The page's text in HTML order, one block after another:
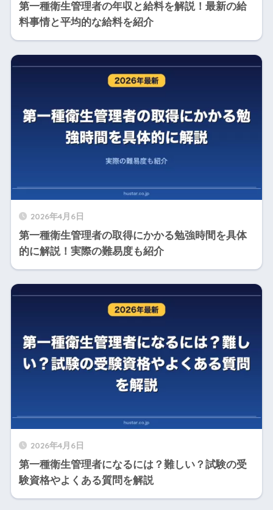
第一種衛生管理者の年収と給料を解説！最新の給
料事情と平均的な給料を紹介
2026年4月6日
第一種衛生管理者の取得にかかる勉強時間を具体
的に解説！実際の難易度も紹介
2026年4月6日
第一種衛生管理者になるには？難しい？試験の受
験資格やよくある質問を解説